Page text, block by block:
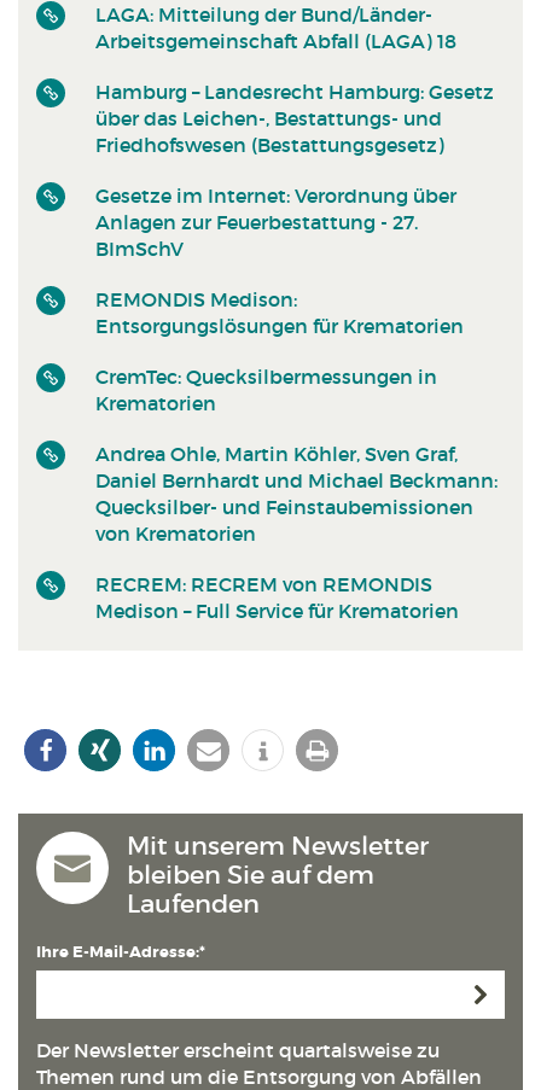
LAGA: Mitteilung der Bund/Länder-
Arbeitsgemeinschaft Abfall (LAGA) 18
Hamburg – Landesrecht Hamburg: Gesetz
über das Leichen-, Bestattungs- und
Friedhofswesen (Bestattungsgesetz)
Gesetze im Internet: Verordnung über
Anlagen zur Feuerbestattung - 27.
BImSchV
REMONDIS Medison:
Entsorgungslösungen für Krematorien
CremTec: Quecksilbermessungen in
Krematorien
Andrea Ohle, Martin Köhler, Sven Graf,
Daniel Bernhardt und Michael Beckmann:
Quecksilber- und Feinstaubemissionen
von Krematorien
RECREM: RECREM von REMONDIS
Medison – Full Service für Krematorien
Mit unserem Newsletter
bleiben Sie auf dem
Laufenden
Ihre E-Mail-Adresse:*
Der Newsletter erscheint quartals­weise zu
Themen rund um die Entsorgung von Abfällen